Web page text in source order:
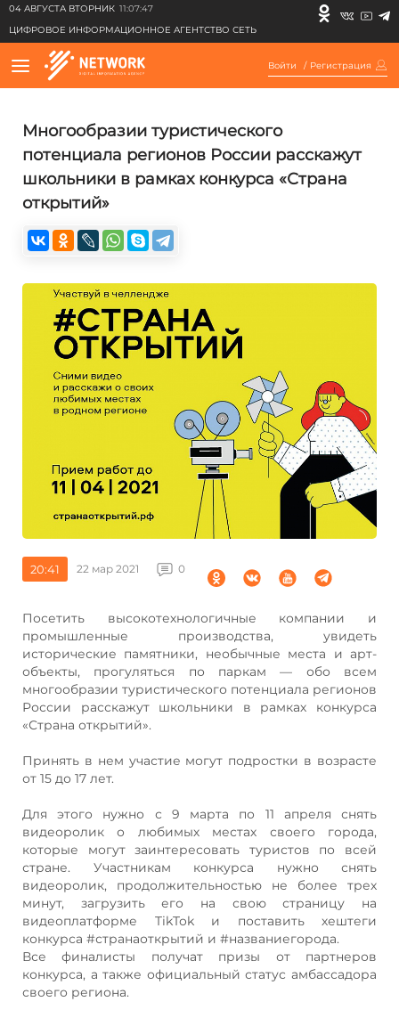
04 АВГУСТА ВТОРНИК 11:07:47
ЦИФРОВОЕ ИНФОРМАЦИОННОЕ АГЕНТСТВО СЕТЬ
Войти / Регистрация
Многообразии туристического
потенциала регионов России расскажут
школьники в рамках конкурса «Страна
открытий»
20:41 22 мар 2021 0
Посетить высокотехнологичные компании и
промышленные производства, увидеть
исторические памятники, необычные места и арт-
объекты, прогуляться по паркам — обо всем
многообразии туристического потенциала регионов
России расскажут школьники в рамках конкурса
«Страна открытий».
Принять в нем участие могут подростки в возрасте
от 15 до 17 лет.
Для этого нужно с 9 марта по 11 апреля снять
видеоролик о любимых местах своего города,
которые могут заинтересовать туристов по всей
стране. Участникам конкурса нужно снять
видеоролик, продолжительностью не более трех
минут, загрузить его на свою страницу на
видеоплатформе TikTok и поставить хештеги
конкурса #странаоткрытий и #названиегорода.
Все финалисты получат призы от партнеров
конкурса, а также официальный статус амбассадора
своего региона.